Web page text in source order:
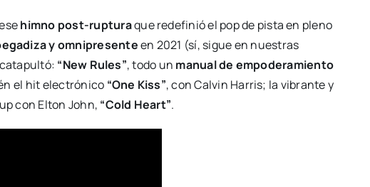
himno post-rupturaque redefinió el pop de pista en pleno
y omnipresenteen 2021 (sí, sigue en nuestras
“New Rules”, todo un manual de empoderamiento
el hit electrónico “One Kiss”, con Calvin Harris; la vibrante y
con Elton John, “Cold Heart”.